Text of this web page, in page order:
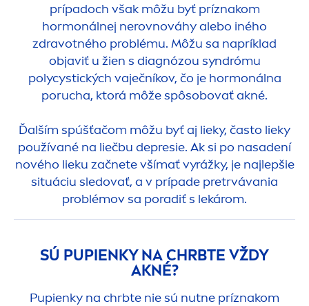
prípadoch však môžu byť príznakom
hormonálnej nerovnováhy alebo iného
zdravotného problému. Môžu sa napríklad
objaviť u žien s diagnózou syndrómu
polycystických vaječníkov, čo je hormonálna
porucha, ktorá môže spôsobovať akné.
Ďalším spúšťačom môžu byť aj lieky, často lieky
používané na liečbu depresie. Ak si po nasadení
nového lieku začnete všímať vyrážky, je najlepšie
situáciu sledovať, a v prípade pretrvávania
problémov sa poradiť s lekárom.
SÚ PUPIENKY NA CHRBTE VŽDY
AKNÉ?
Pupienky na chrbte nie sú nutne príznakom